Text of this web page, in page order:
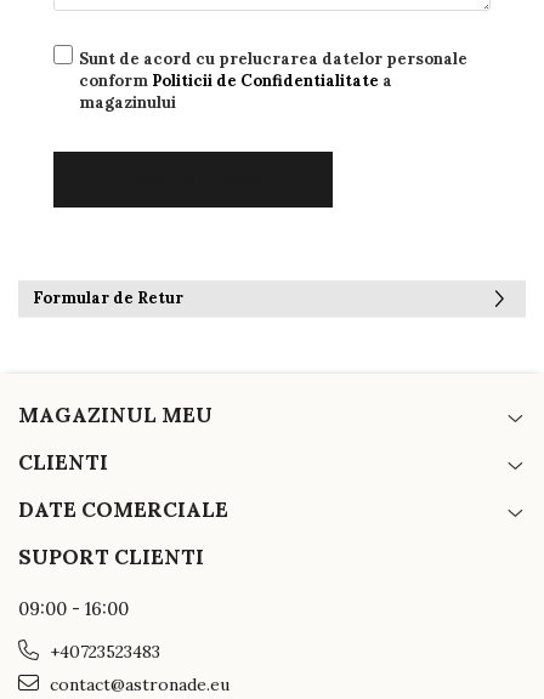
Sunt de acord cu prelucrarea datelor personale
conform Politicii de Confidentialitate a
magazinului
Formular de Retur
MAGAZINUL MEU
CLIENTI
DATE COMERCIALE
SUPORT CLIENTI
09:00 - 16:00
+40723523483
contact@astronade.eu